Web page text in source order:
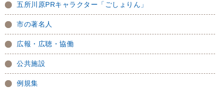
五所川原PRキャラクター「ごしょりん」
市の著名人
広報・広聴・協働
公共施設
例規集